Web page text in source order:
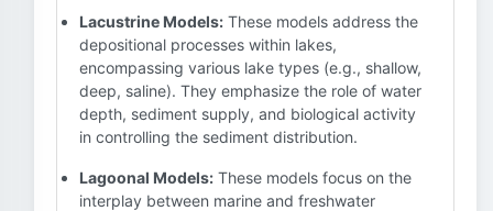
Lacustrine Models: These models address the
depositional processes within lakes,
encompassing various lake types (e.g., shallow,
deep, saline). They emphasize the role of water
depth, sediment supply, and biological activity
in controlling the sediment distribution.
Lagoonal Models: These models focus on the
interplay between marine and freshwater